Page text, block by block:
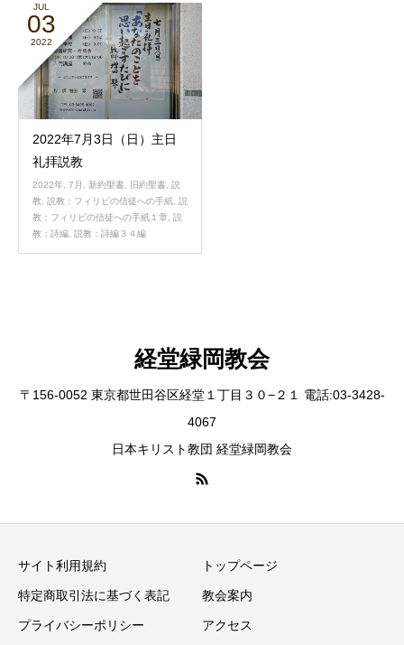
JUL
03
2022
2022年7月3日（日）主日
礼拝説教
2022年 7月 新約聖書 旧約聖書 説
教 説教：フィリピの信徒への手紙
説
教：フィリピの信徒への手紙１章 説
教：詩編 説教：詩編３４編
経堂緑岡教会
〒156-0052 東京都世田谷区経堂１丁目３０−２１ 電話:03-3428-
4067
日本キリスト教団 経堂緑岡教会
サイト利用規約 トップページ
特定商取引法に基づく表記 教会案内
プライバシーポリシー アクセス